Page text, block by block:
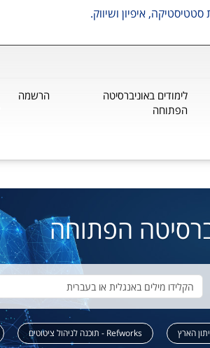
לימודים באוניברסיטה
הפתוחה
הרשמה
הפתוחה
טקסט חיפוש
הארץ Refworks - תוכנה לניהול ציטוטים